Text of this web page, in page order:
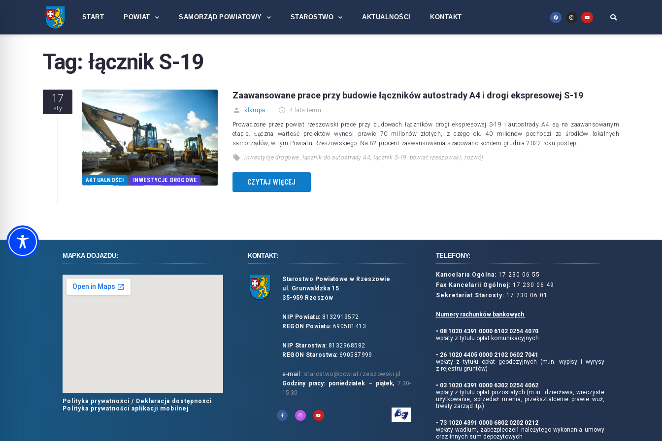
START POWIAT SAMORZĄD POWIATOWY STAROSTWO AKTUALNOŚCI KONTAKT
Tag: łącznik S-19
17
sty
AKTUALNOŚCI INWESTYCJE DROGOWE
Zaawansowane prace przy budowie łączników autostrady A4 i drogi ekspresowej S-19
klkrupa 4 lata temu
Prowadzone przez powiat rzeszowski prace przy budowach łączników drogi ekspresowej S-19 i autostrady A4 są na zaawansowanym
etapie. Łączna wartość projektów wynosi prawie 70 milionów złotych, z czego ok. 40 milionów pochodzi ze środków lokalnych
samorządów, w tym Powiatu Rzeszowskiego. Na 82 procent zaawansowania szacowano końcem grudnia 2022 roku postęp…
inwestycje drogowe,łącznik do autostrady A4,łącznik S-19, powiat rzeszowski,rozwój
CZYTAJ WIĘCEJ
MAPKA DOJAZDU:
Polityka prywatności / Deklaracja dostępności
Polityka prywatności aplikacji mobilnej
KONTAKT:
Starostwo Powiatowe w Rzeszowie
ul. Grunwaldzka 15
35-959 Rzeszów
NIP Powiatu: 8132919572
REGON Powiatu: 690581413
NIP Starostwa: 8132968582
REGON Starostwa: 690587999
e-mail: starostwo@powiat.rzeszowski.pl
Godziny pracy: poniedziałek – piątek,7:30-
15:30
TELEFONY:
Kancelaria Ogólna: 17 230 06 55
Fax Kancelarii Ogólnej: 17 230 06 49
Sekretariat Starosty: 17 230 06 01
Numery rachunków bankowych
• 08 1020 4391 0000 6102 0254 4070
wpłaty z tytułu opłat komunikacyjnych
• 26 1020 4405 0000 2102 0602 7041
wpłaty z tytułu opłat geodezyjnych (m.in. wypisy i wyrysy
z rejestru gruntów)
• 03 1020 4391 0000 6302 0254 4062
wpłaty z tytułu opłat pozostałych (m.in.. dzierżawa, wieczyste
użytkowanie, sprzedaż mienia, przekształcenie prawie wuż,
trwały zarząd itp.)
• 73 1020 4391 0000 6802 0202 0212
wpłaty wadium, zabezpieczeń należytego wykonania umowy
oraz innych sum depozytowych